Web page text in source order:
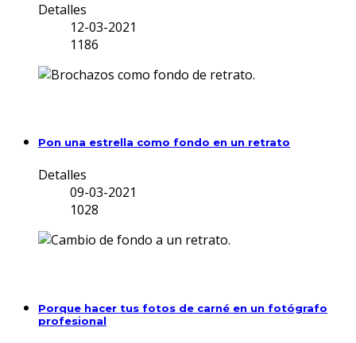
Detalles
12-03-2021
1186
Pon una estrella como fondo en un retrato
Detalles
09-03-2021
1028
Porque hacer tus fotos de carné en un fotógrafo
profesional